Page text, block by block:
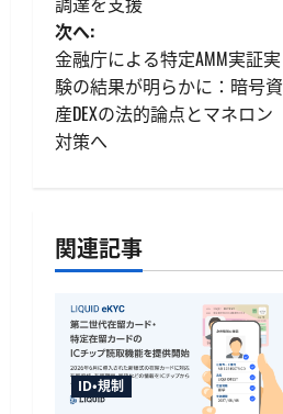
ナ
ビ
ゲ
ー
ョ
ン
次へ:
金融庁による特定AMM実証実
験の結果が明らかに：暗号資
産DEXの法的論点とマネロン
対策へ
関連記事
ID・規制